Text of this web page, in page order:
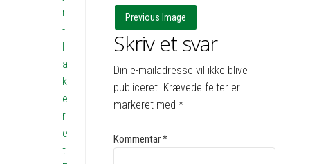
Previous Image
Skriv et svar
Din e-mailadresse vil ikke blive
publiceret. Krævede felter er
markeret med*
Kommentar*
r
-
l
a
k
e
r
e
t